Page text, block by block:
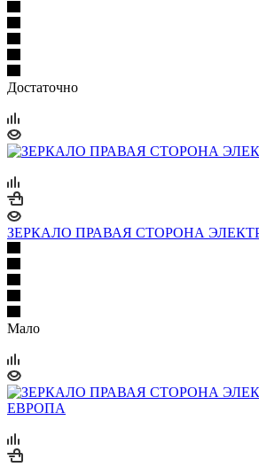
Достаточно
ЗЕРКАЛО ПРАВАЯ СТОРОНА ЭЛЕКТР
Мало